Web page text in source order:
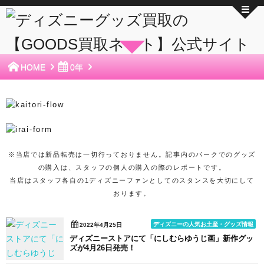
HOME 0年
※当店では新品転売は一切行っておりません。記事内のパークでのグッズ
の購入は、スタッフの個人の購入の際のレポートです。
当店はスタッフ各自の1ディズニーファンとしてのスタンスを大切にして
おります。
2022年4月25日 ディズニーの人気お土産・グッズ情報
ディズニーストアにて「にしむらゆうじ画」新作グッ
ズが4月26日発売！